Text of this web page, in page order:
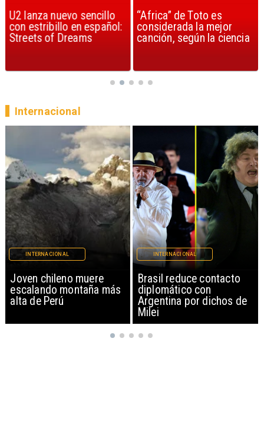
U2 lanza nuevo sencillo
con estribillo en español:
Streets of Dreams
“Africa” de Toto es
considerada la mejor
canción, según la ciencia
Brasil reduce contacto
diplomático con
Argentina por dichos de
INTERNACIONAL
China restringe
exportación de drones a
EEUU y sanciona
empresas
INTERNACIONAL
Internacional